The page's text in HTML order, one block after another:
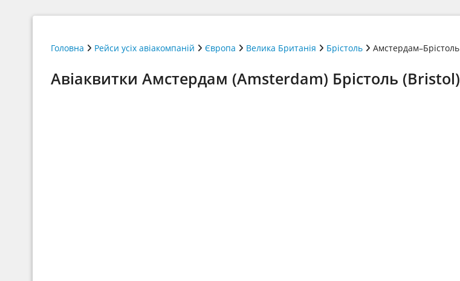
Головна Рейси усіх авіакомпаній Європа Велика Британія Брістоль Амстердам–Брістоль
Авіаквитки Амстердам (Amsterdam) Брістоль (Bristol)